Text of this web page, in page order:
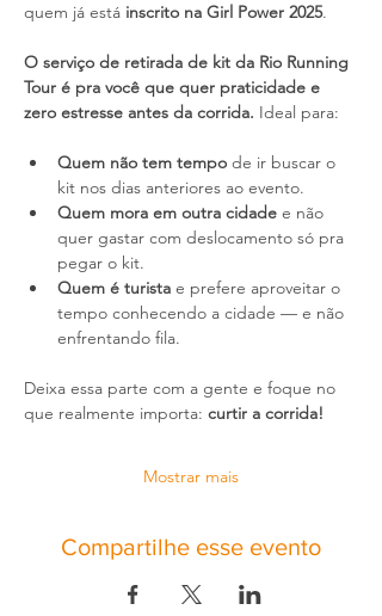
quem já está inscrito na Girl Power 2025.
O serviço de retirada de kit da Rio Running
Tour é pra você que quer praticidade e
zero estresse antes da corrida. Ideal para:
Quem não tem tempo de ir buscar o
kit nos dias anteriores ao evento.
Quem mora em outra cidade e não
quer gastar com deslocamento só pra
pegar o kit.
Quem é turista e prefere aproveitar o
tempo conhecendo a cidade — e não
enfrentando fila.
Deixa essa parte com a gente e foque no
que realmente importa: curtir a corrida!
Mostrar mais
Compartilhe esse evento